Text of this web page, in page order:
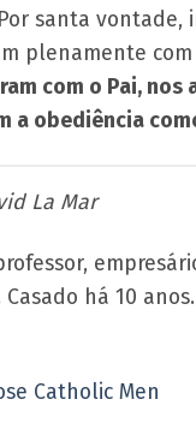
santa vontade,
plenamente
com o Pai,
a obediência
La Mar
Casado há 10
Catholic Men